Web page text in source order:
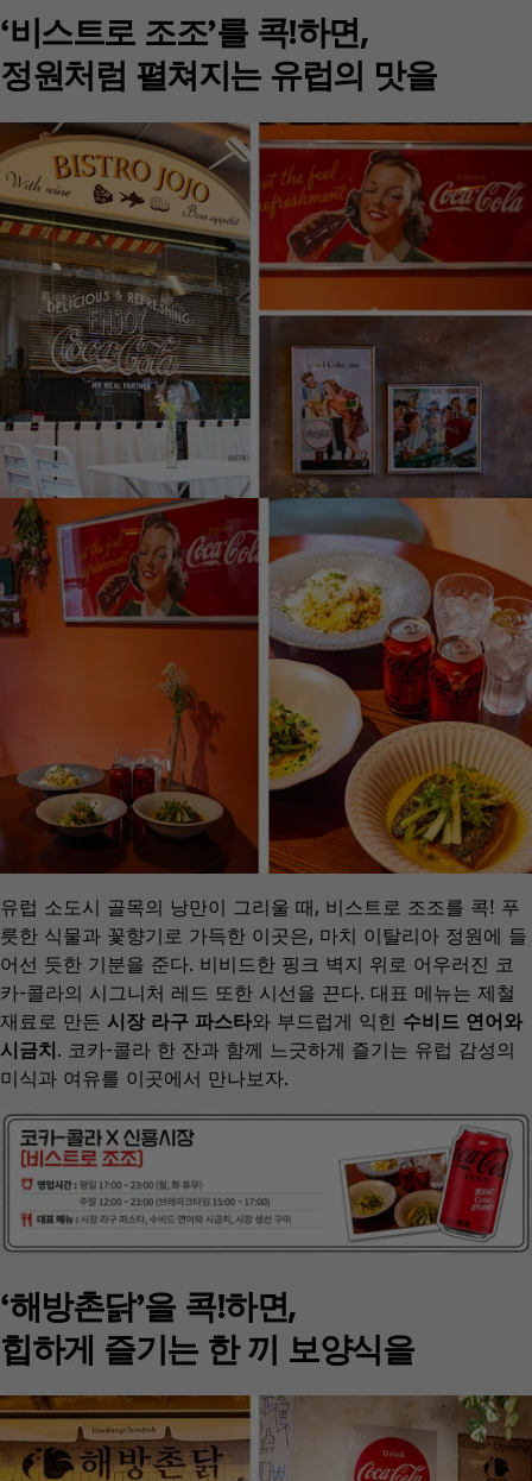
‘비스트로 조조’를 콕!하면,
정원처럼 펼쳐지는 유럽의 맛을
유럽 소도시 골목의 낭만이 그리울 때, 비스트로 조조를 콕! 푸
릇한 식물과 꽃향기로 가득한 이곳은, 마치 이탈리아 정원에 들
어선 듯한 기분을 준다. 비비드한 핑크 벽지 위로 어우러진 코
카-콜라의 시그니처 레드 또한 시선을 끈다. 대표 메뉴는 제철
재료로 만든 시장 라구 파스타와 부드럽게 익힌 수비드 연어와
시금치. 코카-콜라 한 잔과 함께 느긋하게 즐기는 유럽 감성의
미식과 여유를 이곳에서 만나보자.
‘해방촌닭’을 콕!하면,
힙하게 즐기는 한 끼 보양식을